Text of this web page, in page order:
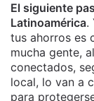
El siguiente
Latinoamérica.
tus ahorros es
mucha gente,
conectados,
local, lo van a
para